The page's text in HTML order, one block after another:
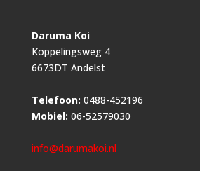
Daruma Koi
Koppelingsweg 4
6673DT Andelst
Telefoon: 0488-452196
Mobiel: 06-52579030
info@darumakoi.nl